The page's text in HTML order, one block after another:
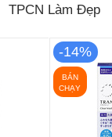
TPCN Làm Đẹp
-14%
BÁN
CHẠY